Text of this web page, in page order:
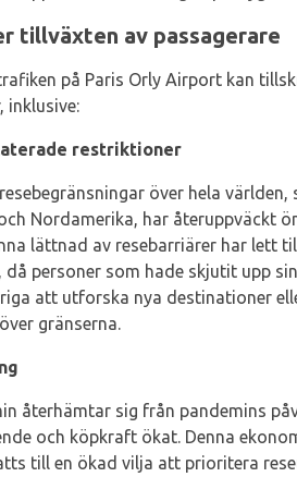
tillväxten av passagerare
på Paris Orly Airport kan
inklusive:
restriktioner
över hela
Nordamerika, har återuppväckt
lättnad av resebarriärer har lett
personer som hade skjutit upp
att utforska nya destinationer
gränserna.
återhämtar sig från pandemins
och köpkraft ökat. Denna
till en ökad vilja att prioritera